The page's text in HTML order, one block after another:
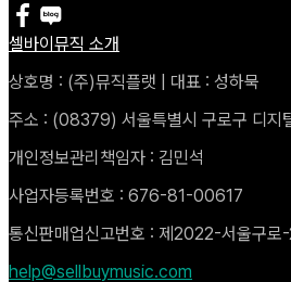
셀바이뮤직 소개
상호명 : (주)뮤직플랫 | 대표 : 성하묵
주소 : (08379) 서울특별시 구로구 디지
개인정보관리책임자 : 김민석
사업자등록번호 : 676-81-00617
통신판매업신고번호 : 제2022-서울구로
help@sellbuymusic.com